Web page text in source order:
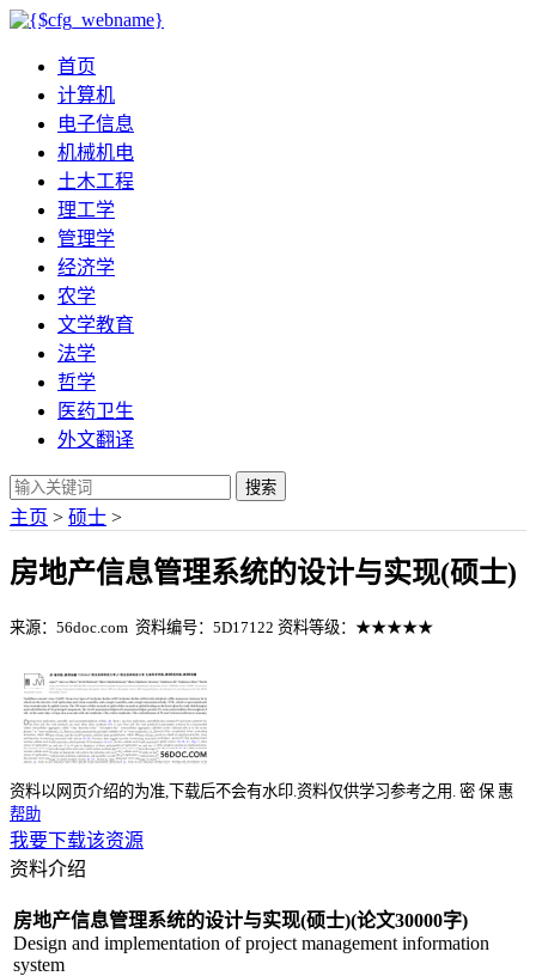
首页
计算机
电子信息
机械机电
土木工程
理工学
管理学
经济学
农学
文学教育
法学
哲学
医药卫生
外文翻译
搜索
主页 > 硕士 >
房地产信息管理系统的设计与实现(硕士)
来源：56doc.com 资料编号：5D17122 资料等级：★★★★★
资料以网页介绍的为准,下载后不会有水印.资料仅供学习参考之用. 密 保 惠
帮助
我要下载该资源
资料介绍
房地产信息管理系统的设计与实现(硕士)(论文30000字)
Design and implementation of project management information
system